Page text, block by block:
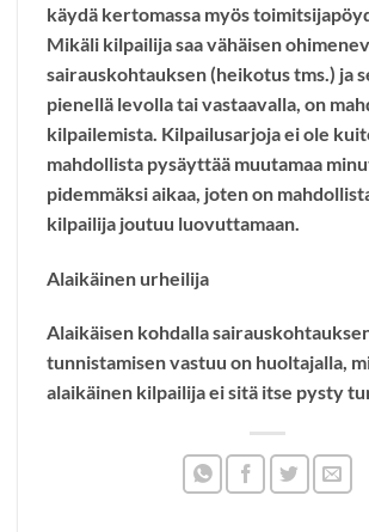
käydä kertomassa myös
Mikäli kilpailija saa vähäisen
sairauskohtauksen (heikotus tms.) ja
pienellä levolla tai vastaavalla, on
kilpailemista. Kilpailusarjoja ei ole
mahdollista pysäyttää muutamaa
pidemmäksi aikaa, joten on
kilpailija joutuu luovuttamaan.
Alaikäinen urheilija
Alaikäisen kohdalla
tunnistamisen vastuu on huoltajalla,
alaikäinen kilpailija ei sitä itse pysty